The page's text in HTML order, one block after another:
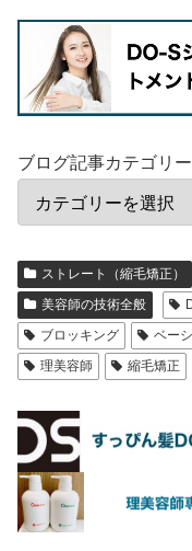
ブログ記事カテゴリー
ストレート（縮毛矯正）
美容師の技術全般
ブロッキング
ベー
理美容師
縮毛矯正